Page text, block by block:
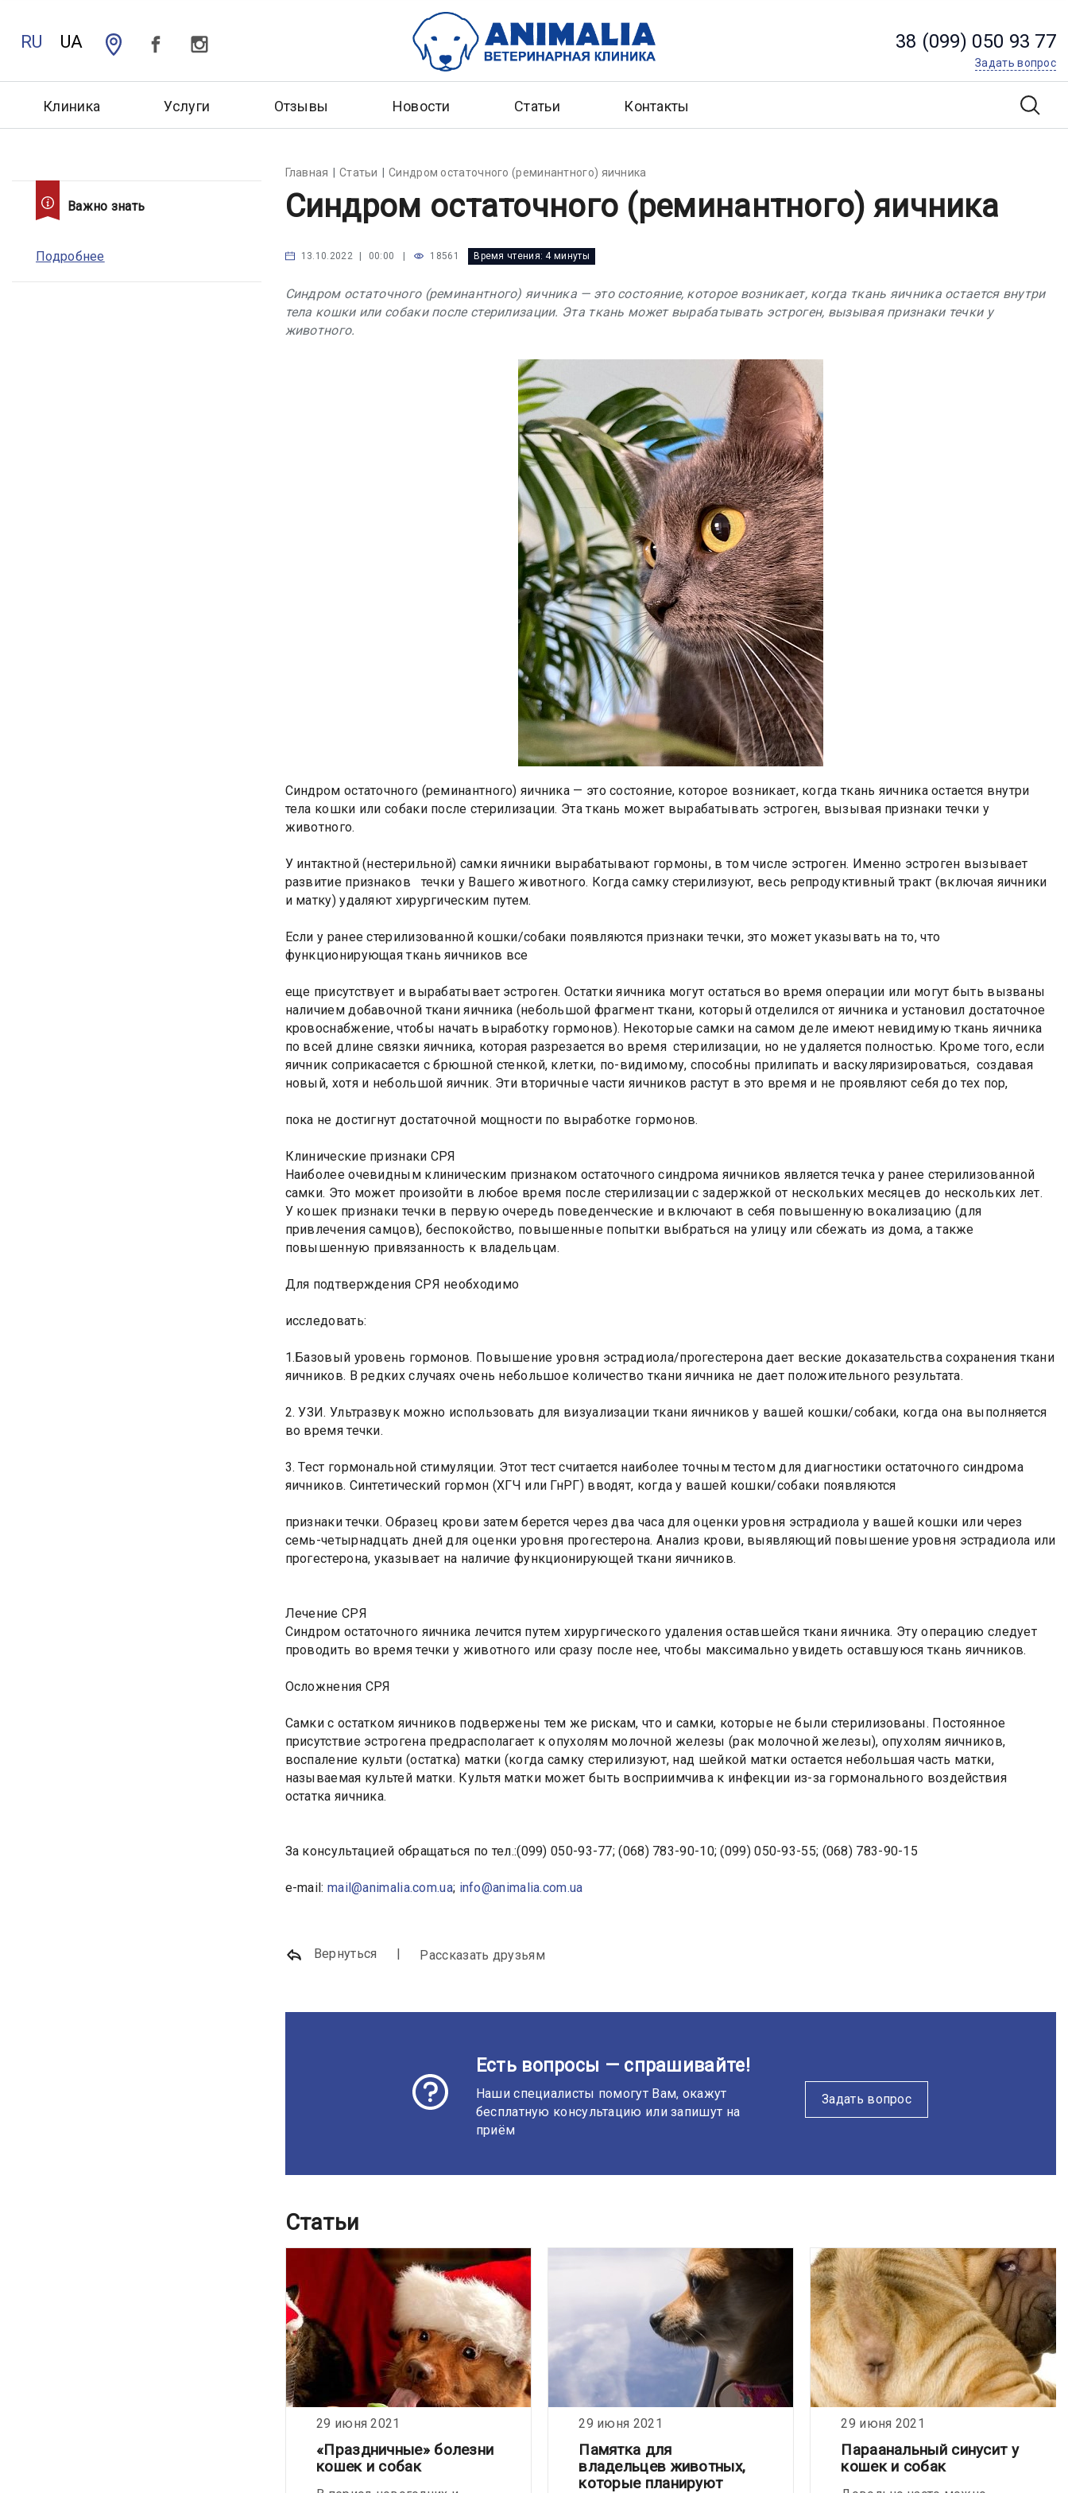
RU UA 38 (099) 050 93 77
Задать вопрос
Клиника Услуги Отзывы Новости Статьи Контакты
Главная Статьи Синдром остаточного (реминантного) яичника
Синдром остаточного (реминантного) яичника
13.10.2022 | 00:00 18561 Время чтения: 4 минуты
Синдром остаточного (реминантного) яичника — это состояние, которое возникает, когда ткань яичника остается внутри
тела кошки или собаки после стерилизации. Эта ткань может вырабатывать эстроген, вызывая признаки течки у
животного.
Синдром остаточного (реминантного) яичника — это состояние, которое возникает, когда ткань яичника остается внутри
тела кошки или собаки после стерилизации. Эта ткань может вырабатывать эстроген, вызывая признаки течки у
животного.
У интактной (нестерильной) самки яичники вырабатывают гормоны, в том числе эстроген. Именно эстроген вызывает
развитие признаков течки у Вашего животного. Когда самку стерилизуют, весь репродуктивный тракт (включая яичники
и матку) удаляют хирургическим путем.
Если у ранее стерилизованной кошки/собаки появляются признаки течки, это может указывать на то, что
функционирующая ткань яичников все
еще присутствует и вырабатывает эстроген. Остатки яичника могут остаться во время операции или могут быть вызваны
наличием добавочной ткани яичника (небольшой фрагмент ткани, который отделился от яичника и установил достаточное
кровоснабжение, чтобы начать выработку гормонов). Некоторые самки на самом деле имеют невидимую ткань яичника
по всей длине связки яичника, которая разрезается во время стерилизации, но не удаляется полностью. Кроме того, если
яичник соприкасается с брюшной стенкой, клетки, по-видимому, способны прилипать и васкуляризироваться, создавая
новый, хотя и небольшой яичник. Эти вторичные части яичников растут в это время и не проявляют себя до тех пор,
пока не достигнут достаточной мощности по выработке гормонов.
Клинические признаки СРЯ
Наиболее очевидным клиническим признаком остаточного синдрома яичников является течка у ранее стерилизованной
самки. Это может произойти в любое время после стерилизации с задержкой от нескольких месяцев до нескольких лет.
У кошек признаки течки в первую очередь поведенческие и включают в себя повышенную вокализацию (для
привлечения самцов), беспокойство, повышенные попытки выбраться на улицу или сбежать из дома, а также
повышенную привязанность к владельцам.
Для подтверждения СРЯ необходимо
исследовать:
1.Базовый уровень гормонов. Повышение уровня эстрадиола/прогестерона дает веские доказательства сохранения ткани
яичников. В редких случаях очень небольшое количество ткани яичника не дает положительного результата.
2. УЗИ. Ультразвук можно использовать для визуализации ткани яичников у вашей кошки/собаки, когда она выполняется
во время течки.
3. Тест гормональной стимуляции. Этот тест считается наиболее точным тестом для диагностики остаточного синдрома
яичников. Синтетический гормон (ХГЧ или ГнРГ) вводят, когда у вашей кошки/собаки появляются
признаки течки. Образец крови затем берется через два часа для оценки уровня эстрадиола у вашей кошки или через
семь-четырнадцать дней для оценки уровня прогестерона. Анализ крови, выявляющий повышение уровня эстрадиола или
прогестерона, указывает на наличие функционирующей ткани яичников.
Лечение СРЯ
Синдром остаточного яичника лечится путем хирургического удаления оставшейся ткани яичника. Эту операцию следует
проводить во время течки у животного или сразу после нее, чтобы максимально увидеть оставшуюся ткань яичников.
Осложнения СРЯ
Самки с остатком яичников подвержены тем же рискам, что и самки, которые не были стерилизованы. Постоянное
присутствие эстрогена предрасполагает к опухолям молочной железы (рак молочной железы), опухолям яичников,
воспаление культи (остатка) матки (когда самку стерилизуют, над шейкой матки остается небольшая часть матки,
называемая культей матки. Культя матки может быть восприимчива к инфекции из-за гормонального воздействия
остатка яичника.
За консультацией обращаться по тел.:(099) 050-93-77; (068) 783-90-10; (099) 050-93-55; (068) 783-90-15
e-mail: mail@animalia.com.ua; info@animalia.com.ua
Вернуться Рассказать друзьям
Есть вопросы — спрашивайте!
Наши специалисты помогут Вам, окажут
бесплатную консультацию или запишут на
приём
Задать вопрос
Статьи
29 июня 2021
«Праздничные» болезни
кошек и собак
29 июня 2021
Памятка для
владельцев животных,
которые планируют
29 июня 2021
Параанальный синусит у
кошек и собак
Важно знать
Подробнее